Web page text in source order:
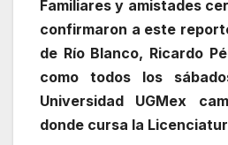
Familiares y amistades
confirmaron a este
de Río Blanco, Ricardo
como todos los
Universidad UGMex
donde cursa la